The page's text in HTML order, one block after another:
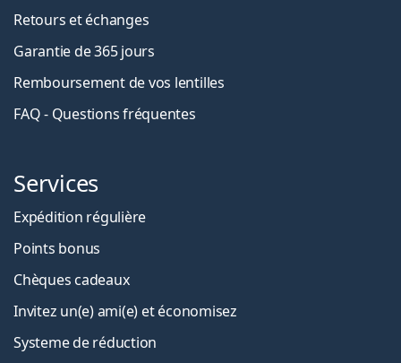
Retours et échanges
Garantie de 365 jours
Remboursement de vos lentilles
FAQ - Questions fréquentes
Services
Expédition régulière
Points bonus
Chèques cadeaux
Invitez un(e) ami(e) et économisez
Systeme de réduction